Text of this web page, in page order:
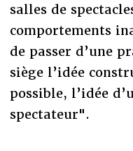
salles de
comportements
de passer d’une
siège l’idée
possible, l’idée
spectateur".